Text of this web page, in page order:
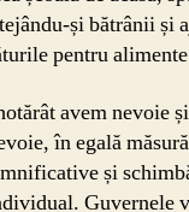
și bătrânii și
pentru
avem nevoie
în egală
și
Guvernele